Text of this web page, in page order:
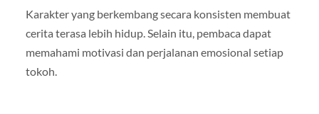
Karakter yang berkembang secara konsisten membuat
cerita terasa lebih hidup. Selain itu, pembaca dapat
memahami motivasi dan perjalanan emosional setiap
tokoh.